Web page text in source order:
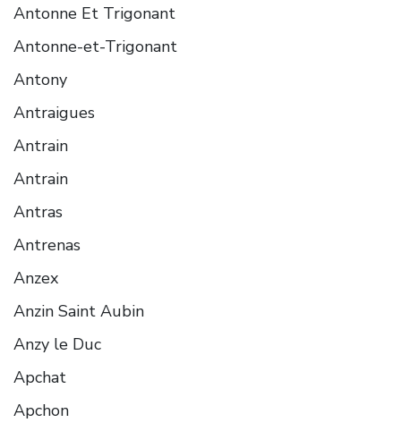
Antonne Et Trigonant
Antonne-et-Trigonant
Antony
Antraigues
Antrain
Antrain
Antras
Antrenas
Anzex
Anzin Saint Aubin
Anzy le Duc
Apchat
Apchon